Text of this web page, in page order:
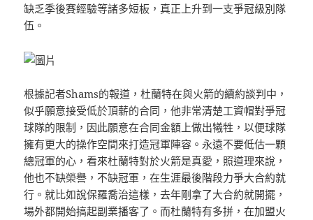
缺乏季後賽經驗等諸多短板，真正上升到一支爭冠級別隊
伍。
根據記者Shams的報道，杜蘭特在與火箭的續約談判中，
似乎願意接受低於頂薪的合同，他非常清楚工資帽對爭冠
球隊的限制，因此願意在合同金額上做出犧牲，以便球隊
擁有更大的操作空間來打造冠軍陣容。永遠不要低估一顆
總冠軍的心，看來杜蘭特對於火箭是真愛，照道理來說，
他也不缺榮譽，不缺冠軍，在生涯最後階段力爭大合約就
行。就比如說保羅喬治這樣，去年剛拿了大合約就開擺，
場外都開始搞起副業播客了。而杜蘭特有多拼，在加盟火